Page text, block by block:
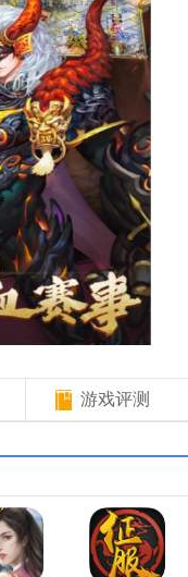
游戏评测